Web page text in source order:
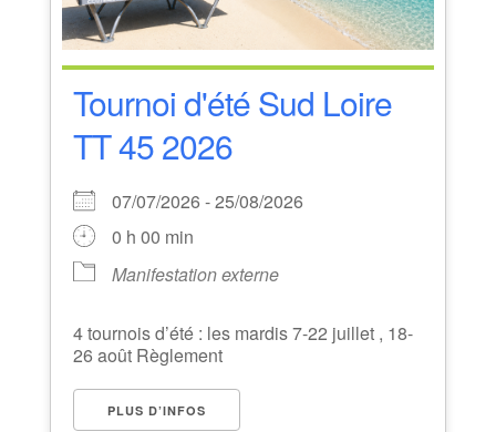
Tournoi d'été Sud Loire
TT 45 2026
07/07/2026 - 25/08/2026
0 h 00 min
Manifestation externe
4 tournois d’été : les mardis 7-22 juillet , 18-
26 août Règlement
PLUS D’INFOS